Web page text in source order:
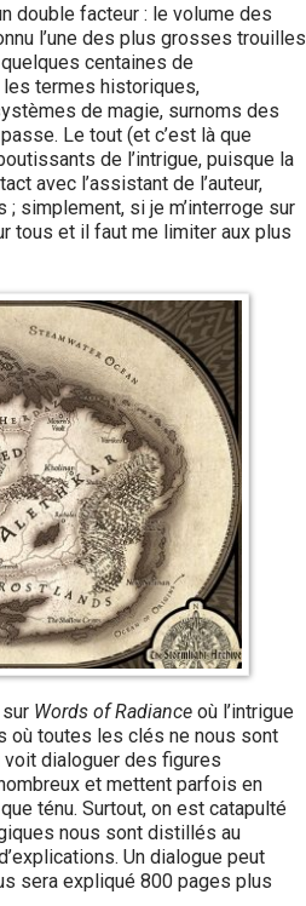
double facteur : le volume des
l’une des plus grosses trouilles
centaines de
les termes historiques,
de magie, surnoms des
Le tout (et c’est là que
de l’intrigue, puisque la
avec l’assistant de l’auteur,
simplement, si je m’interroge sur
tous et il faut me limiter aux plus
Words of Radiance où l’intrigue
où toutes les clés ne nous sont
voit dialoguer des figures
et mettent parfois en
ténu. Surtout, on est catapulté
nous sont distillés au
Un dialogue peut
sera expliqué 800 pages plus